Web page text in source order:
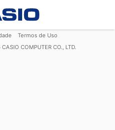
Termos de Uso
CASIO COMPUTER CO., LTD.